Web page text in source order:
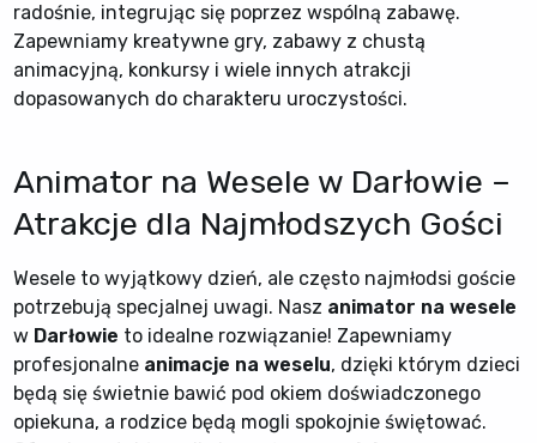
radośnie, integrując się poprzez wspólną zabawę.
Zapewniamy kreatywne gry, zabawy z chustą
animacyjną, konkursy i wiele innych atrakcji
dopasowanych do charakteru uroczystości.
Animator na Wesele w Darłowie –
Atrakcje dla Najmłodszych Gości
Wesele to wyjątkowy dzień, ale często najmłodsi goście
potrzebują specjalnej uwagi. Nasz animator na wesele
w Darłowie to idealne rozwiązanie! Zapewniamy
profesjonalne animacje na weselu, dzięki którym dzieci
będą się świetnie bawić pod okiem doświadczonego
opiekuna, a rodzice będą mogli spokojnie świętować.